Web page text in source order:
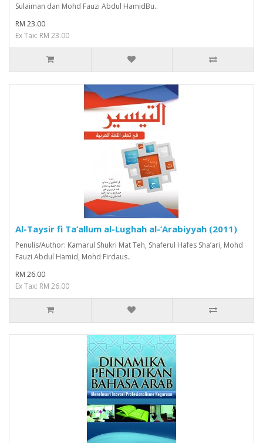
Sulaiman dan Mohd Fauzi Abdul HamidBu..
RM 23.00
Ex Tax: RM 23.00
Al-Taysir fi Ta’allum al-Lughah al-’Arabiyyah (2011)
Penulis/Author: Kamarul Shukri Mat Teh, Shaferul Hafes Sha’ari, Mohd
Fauzi Abdul Hamid, Mohd Firdaus..
RM 26.00
Ex Tax: RM 26.00